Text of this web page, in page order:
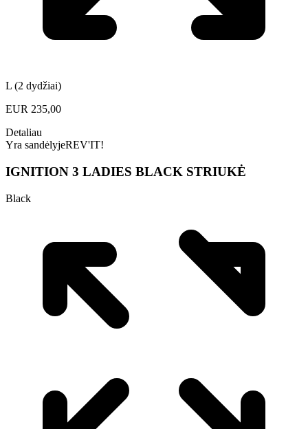
L (2 dydžiai)
EUR 235,00
Detaliau
Yra sandėlyjeREV'IT!
IGNITION 3 LADIES BLACK STRIUKĖ
Black